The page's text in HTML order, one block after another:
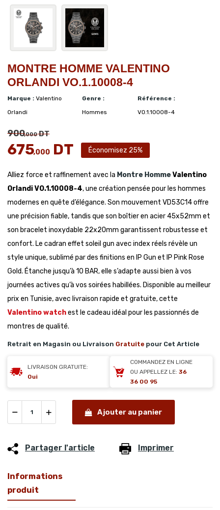
MONTRE HOMME VALENTINO
ORLANDI VO.1.10008-4
Marque : Valentino
Orlandi
Genre :
Hommes
Référence :
VO.1.10008-4
900,000DT
675,000 DT Économisez 25%
Alliez force et raffinement avec la Montre HommeValentino
Orlandi VO.1.10008-4, une création pensée pour les hommes
modernes en quête d’élégance. Son mouvement VD53C14 offre
une précision fiable, tandis que son boîtier en acier 45x52mm et
son bracelet inoxydable 22x20mm garantissent robustesse et
confort. Le cadran effet soleil gun avec index réels révèle un
style unique, sublimé par des finitions en IP Gun et IP Pink Rose
Gold. Étanche jusqu’à 10 BAR, elle s’adapte aussi bien à vos
journées actives qu’à vos soirées habillées. Disponible au meilleur
prix en Tunisie, avec livraison rapide et gratuite, cette
Valentino watchest le cadeau idéal pour les passionnés de
montres de qualité.
Retrait en Magasin ou Livraison Gratuite pour Cet Article
LIVRAISON GRATUITE:
Oui
COMMANDEZ EN LIGNE
OU APPELLEZ LE: 36
36 00 95
Ajouter au panier
Partager l'article Imprimer
Informations
produit